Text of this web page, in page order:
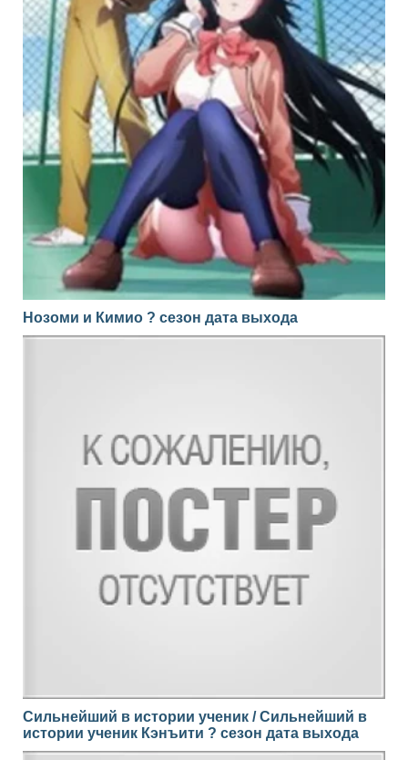
Нозоми и Кимио ? сезон дата выхода
Сильнейший в истории ученик / Сильнейший в
истории ученик Кэнъити ? сезон дата выхода